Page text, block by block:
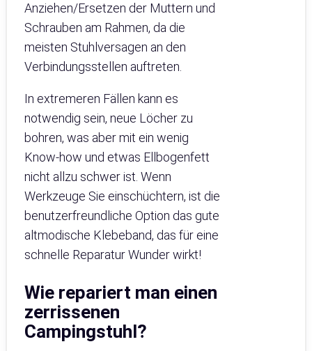
Anziehen/Ersetzen der Muttern und
Schrauben am Rahmen, da die
meisten Stuhlversagen an den
Verbindungsstellen auftreten.
In extremeren Fällen kann es
notwendig sein, neue Löcher zu
bohren, was aber mit ein wenig
Know-how und etwas Ellbogenfett
nicht allzu schwer ist. Wenn
Werkzeuge Sie einschüchtern, ist die
benutzerfreundliche Option das gute
altmodische Klebeband, das für eine
schnelle Reparatur Wunder wirkt!
Wie repariert man einen
zerrissenen
Campingstuhl?